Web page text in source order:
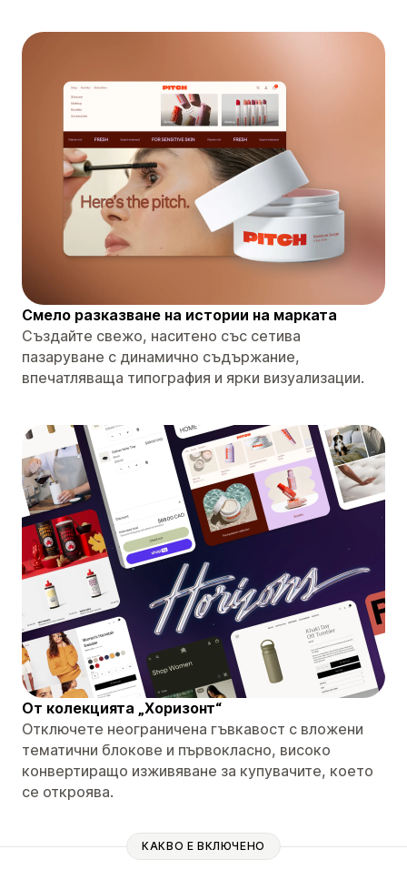
Смело разказване на истории на марката
Създайте свежо, наситено със сетива
пазаруване с динамично съдържание,
впечатляваща типография и ярки визуализации.
От колекцията „Хоризонт“
Отключете неограничена гъвкавост с вложени
тематични блокове и първокласно, високо
конвертиращо изживяване за купувачите, което
се откроява.
КАКВО Е ВКЛЮЧЕНО